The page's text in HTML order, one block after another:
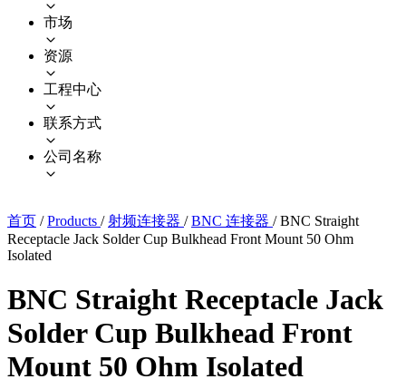
市场
资源
工程中心
联系方式
公司名称
首页 / Products / 射频连接器 / BNC 连接器 / BNC Straight
Receptacle Jack Solder Cup Bulkhead Front Mount 50 Ohm
Isolated
BNC Straight Receptacle Jack
Solder Cup Bulkhead Front
Mount 50 Ohm Isolated